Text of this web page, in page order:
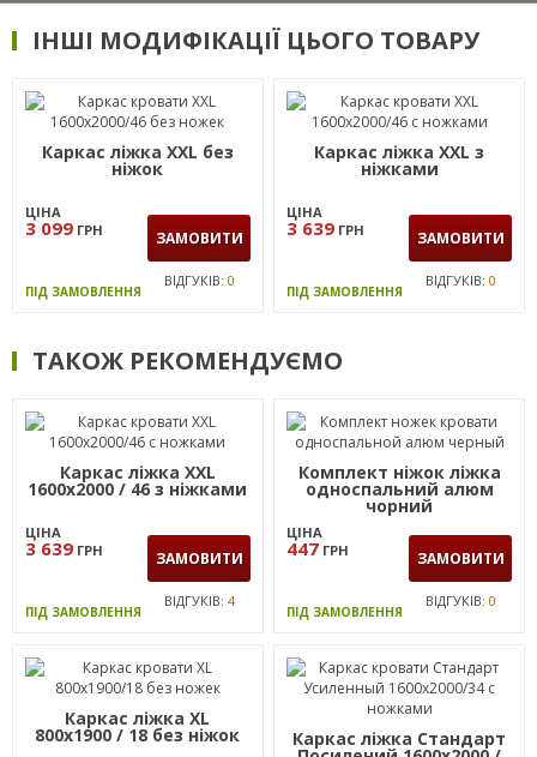
ІНШІ МОДИФІКАЦІЇ ЦЬОГО ТОВАРУ
Каркас ліжка XXL без
ніжок
ЦІНА
3 099 ГРН ЗАМОВИТИ
ПІД ЗАМОВЛЕННЯ
ВІДГУКІВ: 0
Каркас ліжка XXL з
ніжками
ЦІНА
3 639 ГРН ЗАМОВИТИ
ПІД ЗАМОВЛЕННЯ
ВІДГУКІВ: 0
ТАКОЖ РЕКОМЕНДУЄМО
Каркас ліжка XXL
1600х2000 / 46 з ніжками
ЦІНА
3 639 ГРН ЗАМОВИТИ
ПІД ЗАМОВЛЕННЯ
ВІДГУКІВ: 4
Комплект ніжок ліжка
односпальний алюм
чорний
ЦІНА
447 ГРН ЗАМОВИТИ
ПІД ЗАМОВЛЕННЯ
ВІДГУКІВ: 0
Каркас ліжка XL
800х1900 / 18 без ніжок Каркас ліжка Стандарт